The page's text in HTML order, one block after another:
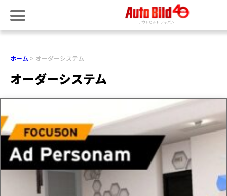
ホーム オーダーシステム
オーダーシステム